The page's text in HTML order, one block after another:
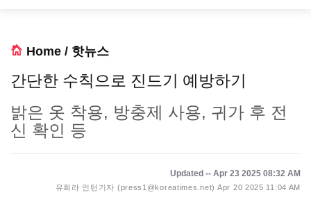
Home / 핫뉴스
간단한 수칙으로 진드기 예방하기
밝은 옷 착용, 방충제 사용, 귀가 후 전
신 확인 등
Updated -- Apr 23 2025 08:32 AM
유희라 인턴기자 (press1@koreatimes.net) Apr 20 2025 11:04 AM